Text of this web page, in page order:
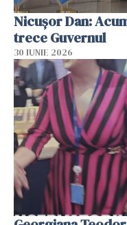
Nicușor Dan:
trece Guvernul
30 IUNIE 2026